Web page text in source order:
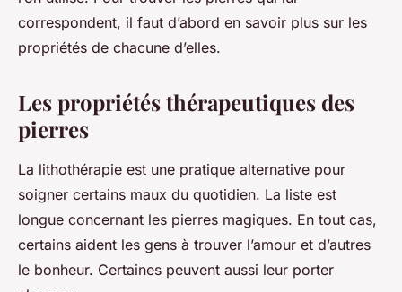
correspondent, il faut d’abord en savoir plus sur les
propriétés de chacune d’elles.
Les propriétés thérapeutiques des
pierres
La lithothérapie est une pratique alternative pour
soigner certains maux du quotidien. La liste est
longue concernant les pierres magiques. En tout cas,
certains aident les gens à trouver l’amour et d’autres
le bonheur. Certaines peuvent aussi leur porter